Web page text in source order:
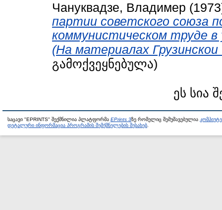
Чануквадзе, Владимер
партии советского союза
коммунистическом труде в
(На материалах
გამოქვეყნებულა)
ეს სია
საცავი "EPRINTS" შექმნილია პლატფორმა EPrints 3ზე რომელიც შემუშავებულია
დეტალური ინფორმაცია პროგრამის შემქმნელების შესახებ